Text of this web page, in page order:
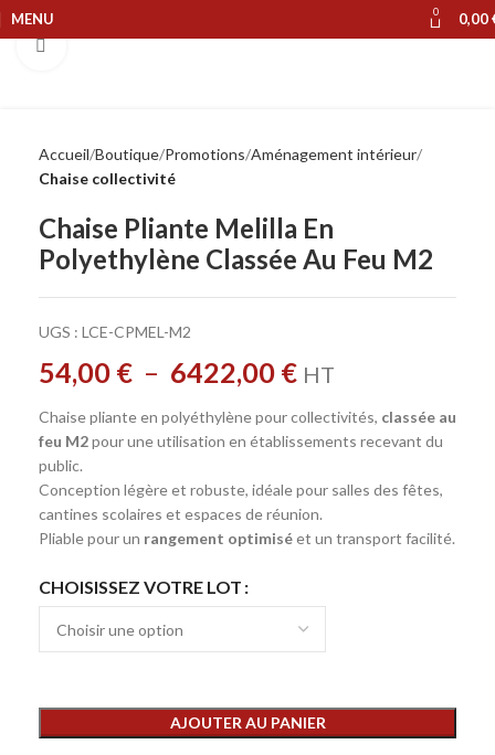
MENU 0 0,00
Accueil Boutique Promotions Aménagement intérieur
Chaise collectivité
Chaise Pliante Melilla En
Polyethylène Classée Au Feu M2
UGS : LCE-CPMEL-M2
54,00 € – 6422,00 € HT
Chaise pliante en polyéthylène pour collectivités, classée au
feu M2pour une utilisation en établissements recevant du
public.
Conception légère et robuste, idéale pour salles des fêtes,
cantines scolaires et espaces de réunion.
Pliable pour un rangement optimiséet un transport facilité.
CHOISISSEZ VOTRE LOT
AJOUTER AU PANIER